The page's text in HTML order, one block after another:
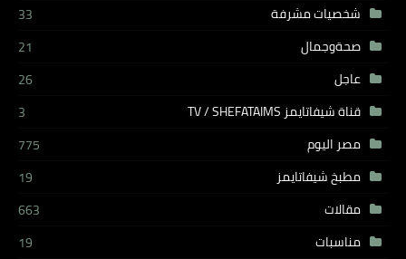
شخصيات مشرفة
33
صحةوجمال
21
عاجل
26
قناة شيفاتايمز TV / SHEFATAIMS
3
مصر اليوم
775
مطبخ شيفاتايمز
19
مقالات
663
مناسبات
19